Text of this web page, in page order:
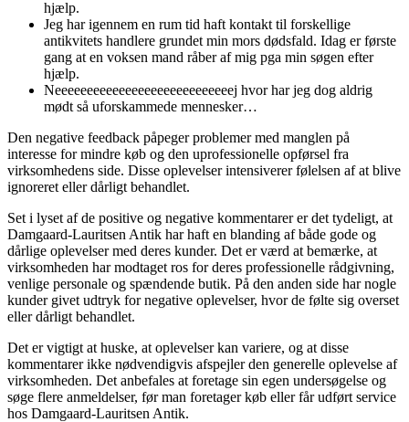
hjælp.
Jeg har igennem en rum tid haft kontakt til forskellige
antikvitets handlere grundet min mors dødsfald. Idag er første
gang at en voksen mand råber af mig pga min søgen efter
hjælp.
Neeeeeeeeeeeeeeeeeeeeeeeeeeeej hvor har jeg dog aldrig
mødt så uforskammede mennesker…
Den negative feedback påpeger problemer med manglen på
interesse for mindre køb og den uprofessionelle opførsel fra
virksomhedens side. Disse oplevelser intensiverer følelsen af at blive
ignoreret eller dårligt behandlet.
Set i lyset af de positive og negative kommentarer er det tydeligt, at
Damgaard-Lauritsen Antik har haft en blanding af både gode og
dårlige oplevelser med deres kunder. Det er værd at bemærke, at
virksomheden har modtaget ros for deres professionelle rådgivning,
venlige personale og spændende butik. På den anden side har nogle
kunder givet udtryk for negative oplevelser, hvor de følte sig overset
eller dårligt behandlet.
Det er vigtigt at huske, at oplevelser kan variere, og at disse
kommentarer ikke nødvendigvis afspejler den generelle oplevelse af
virksomheden. Det anbefales at foretage sin egen undersøgelse og
søge flere anmeldelser, før man foretager køb eller får udført service
hos Damgaard-Lauritsen Antik.